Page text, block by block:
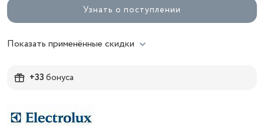
Узнать о поступлении
Показать применённые скидки
+33бонуса